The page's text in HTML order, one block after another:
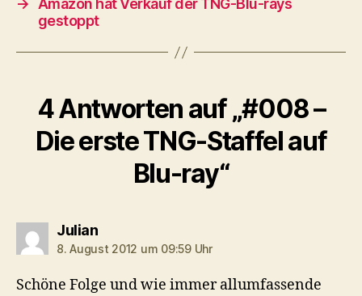
e
→
Amazon hat Verkauf der TNG-Blu-rays
gestoppt
4 Antworten auf „#008 –
Die erste TNG-Staffel auf
Blu-ray“
Juliansagt:
8. August 2012 um 09:59 Uhr
Schöne Folge und wie immer allumfassende